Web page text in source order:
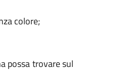
colore;
possa trovare sul